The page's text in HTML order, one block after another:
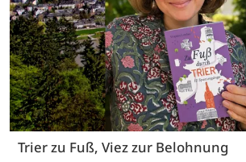
Trier zu Fuß, Viez zur Belohnung